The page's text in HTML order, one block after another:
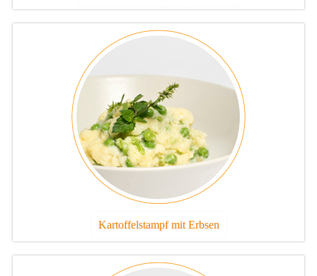
Kartoffelstampf mit Erbsen